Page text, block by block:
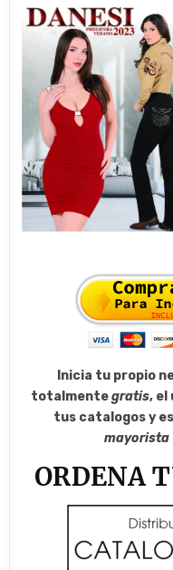
Inicia tu propio
totalmentegratis, el
tus catalogos y
mayorista
ORDENA